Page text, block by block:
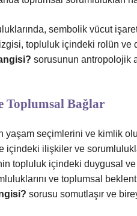
sembolik vücut
topluluk içindeki rolün
sorusunun antropolojik
Toplumsal Bağlar
yaşam seçimlerini ve kimlik
içindeki ilişkiler ve
topluluk içindeki duygusal
ve toplumsal
sorusu somutlaşır ve